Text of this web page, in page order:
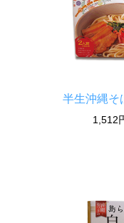
半生沖縄そ
1,512